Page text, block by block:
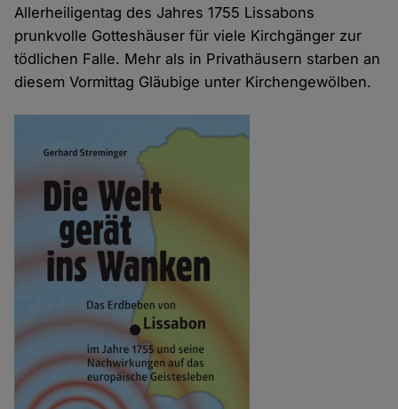
Allerheiligentag des Jahres 1755 Lissabons
prunkvolle Gotteshäuser für viele Kirchgänger zur
tödlichen Falle. Mehr als in Privathäusern starben an
diesem Vormittag Gläubige unter Kirchengewölben.